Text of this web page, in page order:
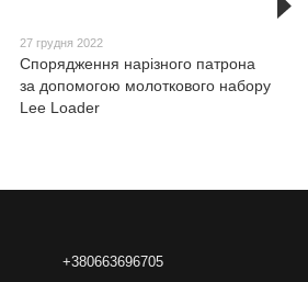
27 грудня 2022
Спорядження нарізного патрона
за допомогою молоткового набору
Lee Loader
+380663696705